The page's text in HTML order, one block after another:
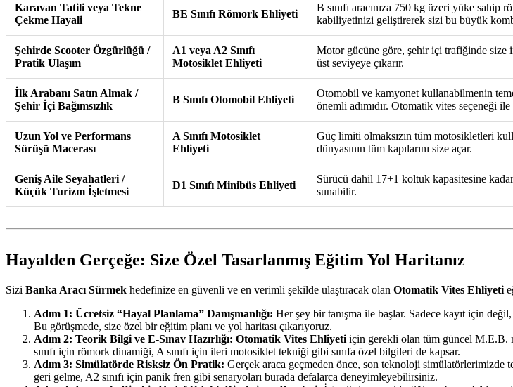
Karavan Tatili veya Tekne
Çekme Hayali
BE Sınıfı Römork Ehliyeti
B sınıfı aracınıza 750 kg üzeri yüke sahip
kabiliyetinizi geliştirerek sizi bu büyük
Şehirde Scooter Özgürlüğü /
Pratik Ulaşım
A1 veya A2 Sınıfı
Motosiklet Ehliyeti
Motor gücüne göre, şehir içi trafiğinde size
üst seviyeye çıkarır.
İlk Arabanı Satın Almak /
Şehir İçi Bağımsızlık
B Sınıfı Otomobil Ehliyeti
Otomobil ve kamyonet kullanabilmenin
önemli adımıdır. Otomatik vites seçeneği
Uzun Yol ve Performans
Sürüşü Macerası
A Sınıfı Motosiklet
Ehliyeti
Güç limiti olmaksızın tüm motosikletleri
dünyasının tüm kapılarını size açar.
Geniş Aile Seyahatleri /
Küçük Turizm İşletmesi
D1 Sınıfı Minibüs Ehliyeti
Sürücü dahil 17+1 koltuk kapasitesine
sunabilir.
Hayalden Gerçeğe: Size Özel Tasarlanmış Eğitim Yol Haritanız
Sizi Banka Aracı Sürmek hedefinize en güvenli ve en verimli şekilde ulaştıracak olan Otomatik Vites Ehliyeti
Adım 1: Ücretsiz “Hayal Planlama” Danışmanlığı: Her şey bir tanışma ile başlar. Sadece kayıt için
Bu görüşmede, size özel bir eğitim planı ve yol haritası çıkarıyoruz.
Adım 2: Teorik Bilgi ve E-Sınav Hazırlığı: Otomatik Vites Ehliyeti için gerekli olan tüm güncel M.E.B.
sınıfı için römork dinamiği, A sınıfı için ileri motosiklet tekniği gibi sınıfa özel bilgileri de kapsar.
Adım 3: Simülatörde Risksiz Ön Pratik: Gerçek araca geçmeden önce, son teknoloji simülatörlerimizde
geri gelme, A2 sınıfı için panik fren gibi senaryoları burada defalarca deneyimleyebilirsiniz.